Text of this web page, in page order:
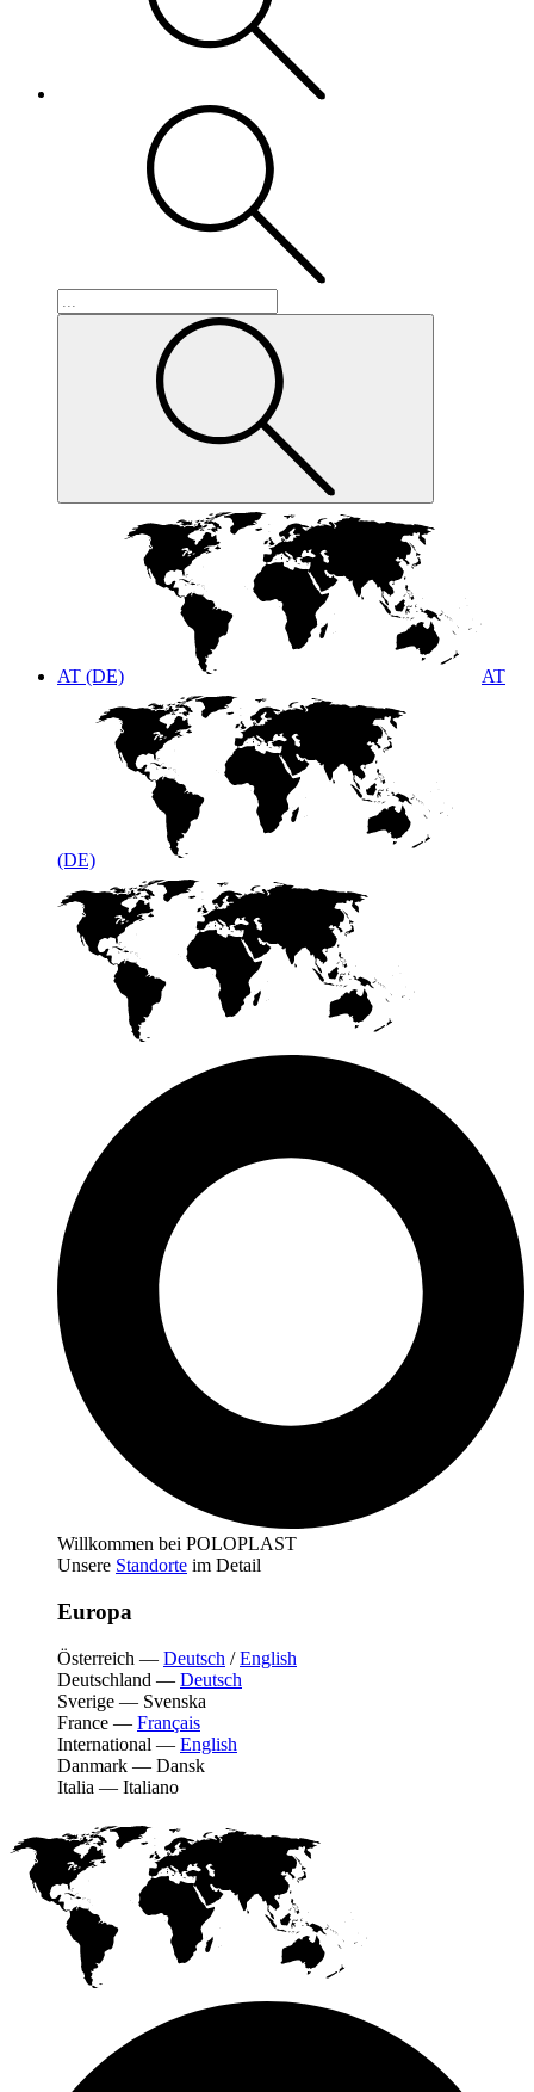
AT (DE) AT
(DE)
Willkommen bei POLOPLAST
Unsere Standorte im Detail
Europa
Österreich — Deutsch /English
Deutschland — Deutsch
Sverige — Svenska
France — Français
International — English
Danmark — Dansk
Italia — Italiano